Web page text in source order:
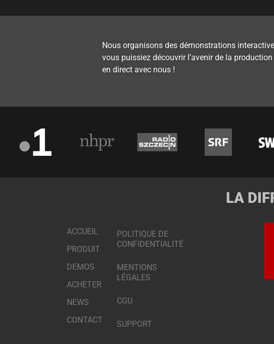
Nous organisons des démonstrations
vous puissiez découvrir l’avenir de la
en direct avec nous !
LA
ACCUEIL
PRODUIT
DEMOS
ACHETER
NEWS
CONTACT
POLITIQUE DE
CONFIDENTIALITÉ
MENTIONS
LÉGALES
CGU
SUPPORT